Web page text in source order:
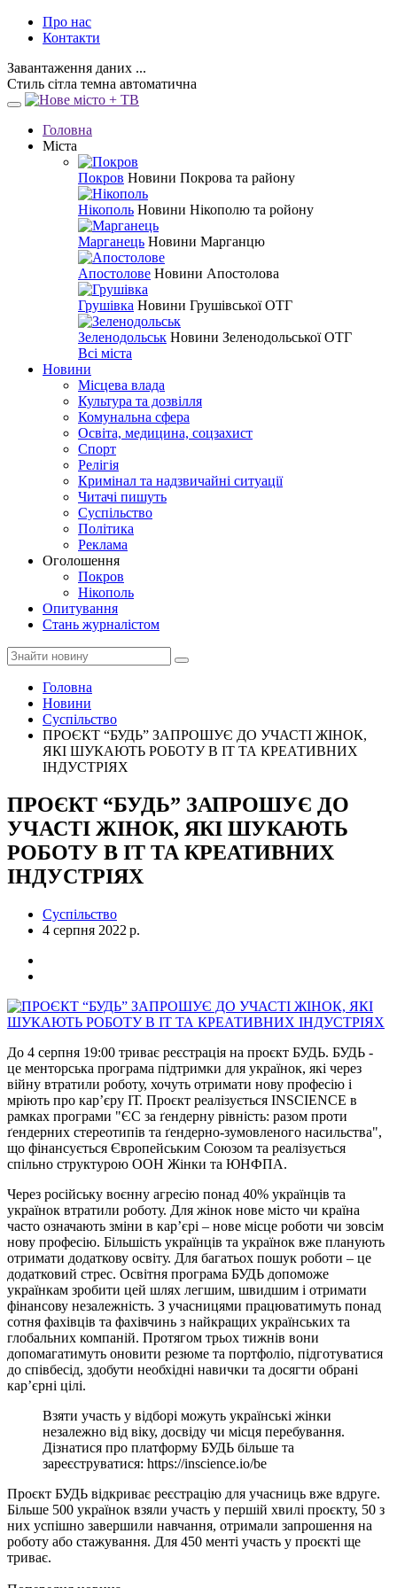
Про нас
Контакти
Завантаження даних ...
Стиль сітла темна автоматична
Головна
Міста
Покров Новини Покрова та району
Нікополь Новини Нікополю та ройону
Марганець Новини Марганцю
Апостолове Новини Апостолова
Грушівка Новини Грушівської ОТГ
Зеленодольськ Новини Зеленодольської ОТГ
Всі міста
Новини
Місцева влада
Культура та дозвілля
Комунальна сфера
Освіта, медицина, соцзахист
Спорт
Релігія
Кримінал та надзвичайні ситуації
Читачі пишуть
Суспільство
Політика
Реклама
Оголошення
Покров
Нікополь
Опитування
Стань журналістом
Головна
Новини
Суспільство
ПРОЄКТ “БУДЬ” ЗАПРОШУЄ ДО УЧАСТІ ЖІНОК,
ЯКІ ШУКАЮТЬ РОБОТУ В ІТ ТА КРЕАТИВНИХ
ІНДУСТРІЯХ
ПРОЄКТ “БУДЬ” ЗАПРОШУЄ ДО
УЧАСТІ ЖІНОК, ЯКІ ШУКАЮТЬ
РОБОТУ В ІТ ТА КРЕАТИВНИХ
ІНДУСТРІЯХ
Суспільство
4 серпня 2022 р.
До 4 серпня 19:00 триває реєстрація на проєкт БУДЬ. БУДЬ -
це менторська програма підтримки для українок, які через
війну втратили роботу, хочуть отримати нову професію і
мріють про кар’єру ІТ. Проєкт реалізується INSCIENCE в
рамках програми "ЄС за ґендерну рівність: разом проти
ґендерних стереотипів та ґендерно-зумовленого насильства",
що фінансується Європейським Союзом та реалізується
спільно структурою ООН Жінки та ЮНФПА.
Через російську воєнну агресію понад 40% українців та
українок втратили роботу. Для жінок нове місто чи країна
часто означають зміни в кар’єрі – нове місце роботи чи зовсім
нову професію. Більшість українців та українок вже планують
отримати додаткову освіту. Для багатьох пошук роботи – це
додатковий стрес. Освітня програма БУДЬ допоможе
українкам зробити цей шлях легшим, швидшим і отримати
фінансову незалежність. З учасницями працюватимуть понад
сотня фахівців та фахівчинь з найкращих українських та
глобальних компаній. Протягом трьох тижнів вони
допомагатимуть оновити резюме та портфоліо, підготуватися
до співбесід, здобути необхідні навички та досягти обрані
кар’єрні цілі.
Взяти участь у відборі можуть українські жінки
незалежно від віку, досвіду чи місця перебування.
Дізнатися про платформу БУДЬ більше та
зареєструватися: https://inscience.io/be
Проєкт БУДЬ відкриває реєстрацію для учасниць вже вдруге.
Більше 500 українок взяли участь у першій хвилі проєкту, 50 з
них успішно завершили навчання, отримали запрошення на
роботу або стажування. Для 450 менті участь у проєкті ще
триває.